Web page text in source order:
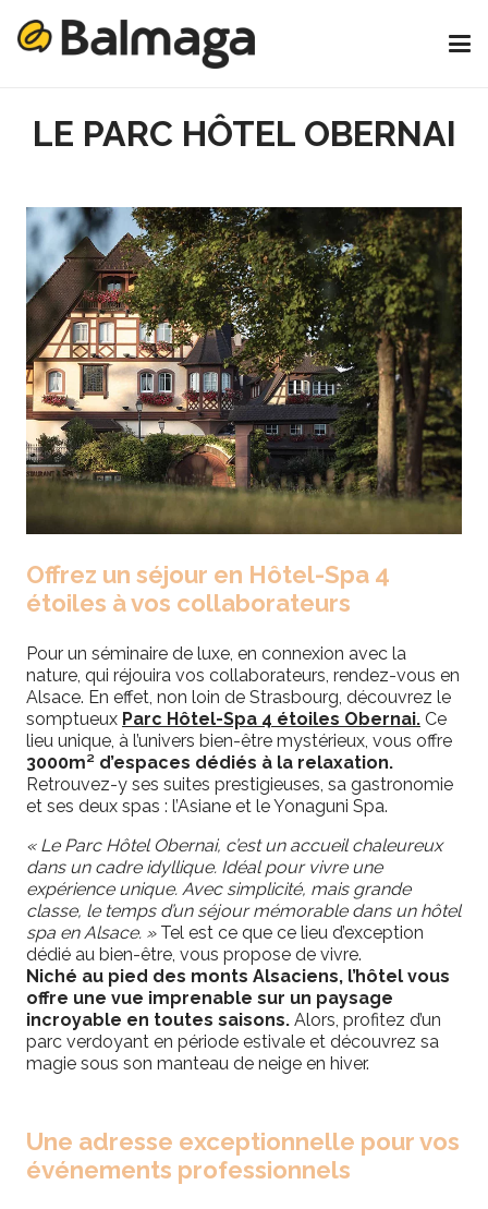
LE PARC HÔTEL OBERNAI
Offrez un séjour en Hôtel-Spa 4
étoiles à vos collaborateurs
Pour un séminaire de luxe, en connexion avec la
nature, qui réjouira vos collaborateurs, rendez-vous en
Alsace. En effet, non loin de Strasbourg, découvrez le
somptueux Parc Hôtel-Spa 4 étoiles Obernai. Ce
lieu unique, à l’univers bien-être mystérieux, vous offre
3000m² d’espaces dédiés à la relaxation.
Retrouvez-y ses suites prestigieuses, sa gastronomie
et ses deux spas : l’Asiane et le Yonaguni Spa.
« Le Parc Hôtel Obernai, c’est un accueil chaleureux
dans un cadre idyllique. Idéal pour vivre une
expérience unique. Avec simplicité, mais grande
classe, le temps d’un séjour mémorable dans un hôtel
spa en Alsace. » Tel est ce que ce lieu d’exception
dédié au bien-être, vous propose de vivre.
Niché au pied des monts Alsaciens, l’hôtel vous
offre une vue imprenable sur un paysage
incroyable en toutes saisons. Alors, profitez d’un
parc verdoyant en période estivale et découvrez sa
magie sous son manteau de neige en hiver.
Une adresse exceptionnelle pour vos
événements professionnels